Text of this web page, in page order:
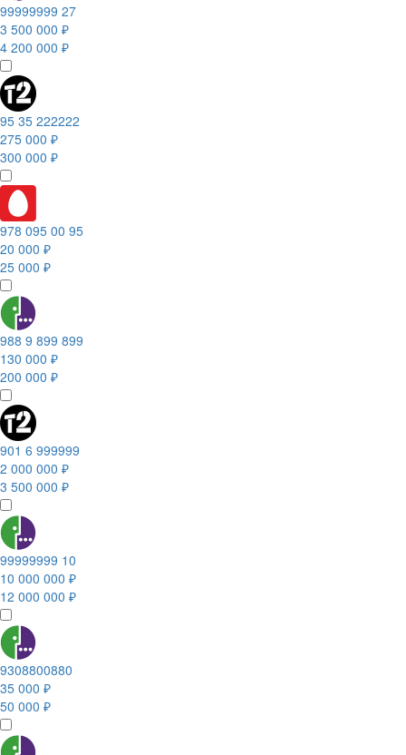
99999999 27
3 500 000 ₽
4 200 000 ₽
95 35 222222
275 000 ₽
300 000 ₽
978 095 00 95
20 000 ₽
25 000 ₽
988 9 899 899
130 000 ₽
200 000 ₽
901 6 999999
2 000 000 ₽
3 500 000 ₽
99999999 10
10 000 000 ₽
12 000 000 ₽
9308800880
35 000 ₽
50 000 ₽